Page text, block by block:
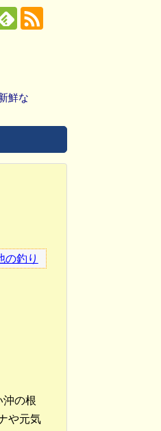
鮮な
の釣り
沖の根
や元気